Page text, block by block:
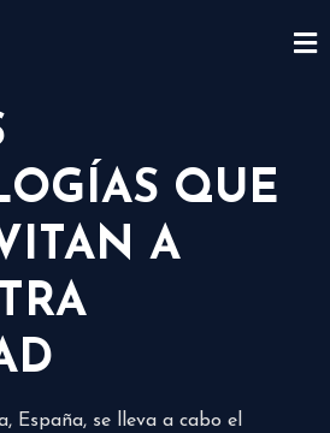
QUE
A
España, se lleva a cabo el